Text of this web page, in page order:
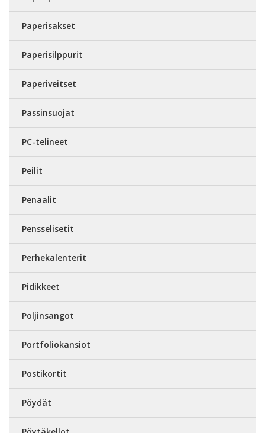
Paperisakset
Paperisilppurit
Paperiveitset
Passinsuojat
PC-telineet
Peilit
Penaalit
Pensselisetit
Perhekalenterit
Pidikkeet
Poljinsangot
Portfoliokansiot
Postikortit
Pöydät